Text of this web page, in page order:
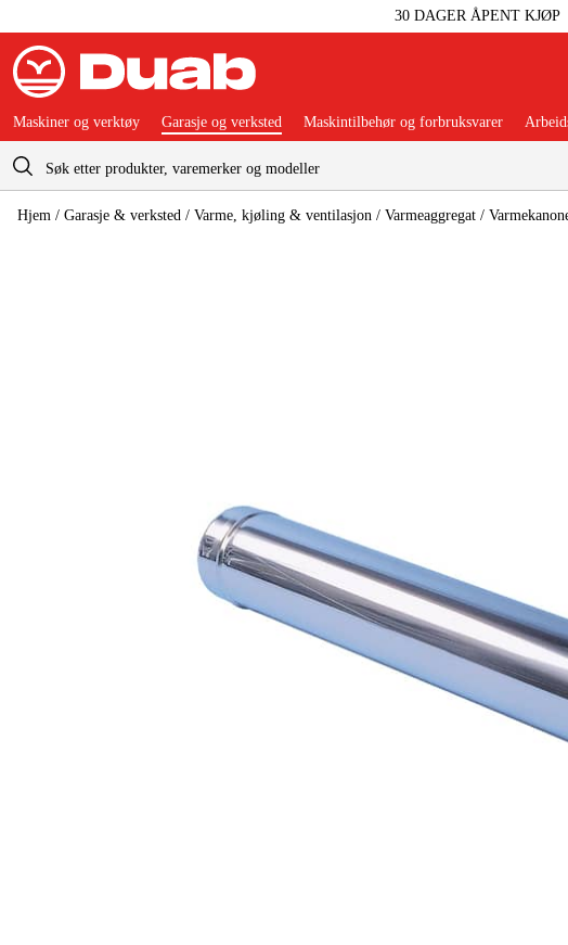
30 DAGER ÅPENT KJØP
Handlevogn
Maskiner og verktøy Garasje og verksted Maskintilbehør og forbruksvarer
Hjem / Garasje & verksted / Varme, kjøling & ventilasjon / Varmeaggregat /